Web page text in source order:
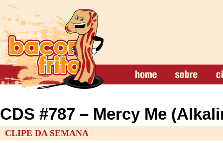
CDS #787 – Mercy Me
CLIPE DA SEMANA